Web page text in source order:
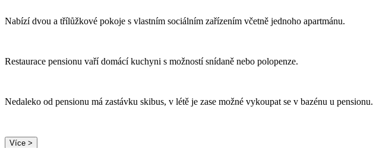
Nabízí dvou a třílůžkové pokoje s vlastním sociálním zařízením včetně jednoho apartmánu.
Restaurace pensionu vaří domácí kuchyni s možností snídaně nebo polopenze.
Nedaleko od pensionu má zastávku skibus, v létě je zase možné vykoupat se v bazénu u pensionu.
Více >